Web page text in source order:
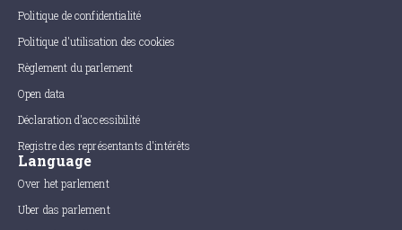
Politique de confidentialité
Politique d'utilisation des cookies
Règlement du parlement
Open data
Déclaration d'accessibilité
Registre des représentants d'intérêts
Language
Over het parlement
Uber das parlement